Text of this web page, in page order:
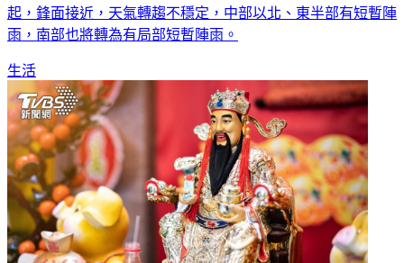
起，鋒面接近，天氣轉趨不穩定，中部以北、東半部有短暫陣
雨，南部也將轉為有局部短暫陣雨。
生活